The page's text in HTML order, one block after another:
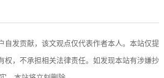
自发贡献，该文观点仅代表作者本人。本站仅提
权，不承担相关法律责任。如发现本站有涉嫌抄